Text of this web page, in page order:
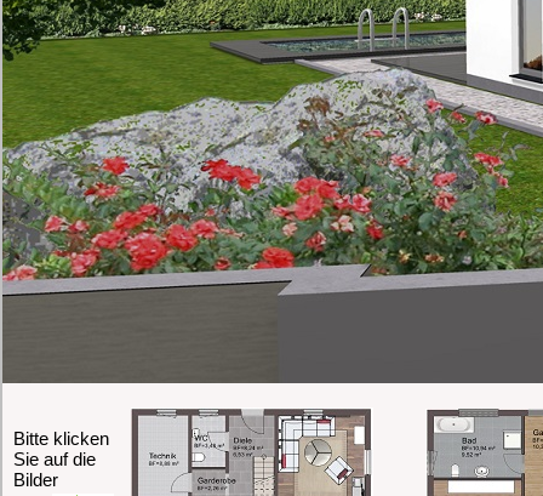
Bitte klicken
Sie auf die
Bilder